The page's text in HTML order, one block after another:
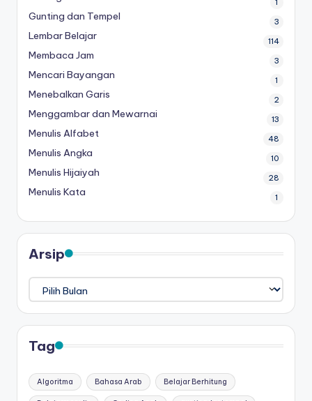
1
Gunting dan Tempel 3
Lembar Belajar 114
Membaca Jam 3
Mencari Bayangan 1
Menebalkan Garis 2
Menggambar dan Mewarnai 13
Menulis Alfabet 48
Menulis Angka 10
Menulis Hijaiyah 28
Menulis Kata 1
Arsip
Arsip
Tag
Algoritma Bahasa Arab Belajar Berhitung